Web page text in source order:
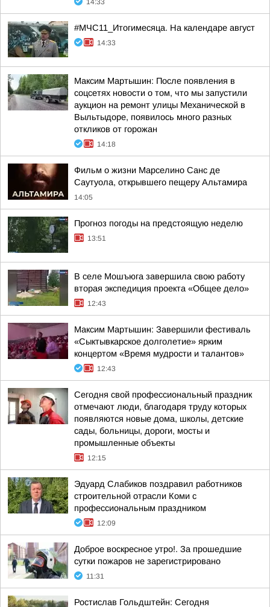
14:33
#МЧС11_Итогимесяца. На календаре август
14:33
Максим Мартышин: После появления в
соцсетях новости о том, что мы запустили
аукцион на ремонт улицы Механической в
Выльтыдоре, появилось много разных
откликов от горожан
14:18
Фильм о жизни Марселино Санс де
Саутуола, открывшего пещеру Альтамира
14:05
Прогноз погоды на предстоящую неделю
13:51
В селе Мошъюга завершила свою работу
вторая экспедиция проекта «Общее дело»
12:43
Максим Мартышин: Завершили фестиваль
«Сыктывкарское долголетие» ярким
концертом «Время мудрости и талантов»
12:43
Сегодня свой профессиональный праздник
отмечают люди, благодаря труду которых
появляются новые дома, школы, детские
сады, больницы, дороги, мосты и
промышленные объекты
12:15
Эдуард Слабиков поздравил работников
строительной отрасли Коми с
профессиональным праздником
12:09
Доброе воскресное утро!. За прошедшие
сутки пожаров не зарегистрировано
11:31
Ростислав Гольдштейн: Сегодня